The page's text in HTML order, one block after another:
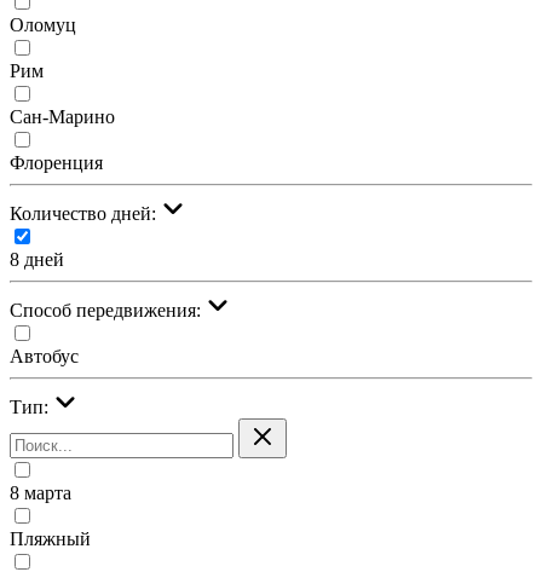
Оломуц
Рим
Сан-Марино
Флоренция
Количество дней:
8 дней
Cпособ передвижения:
Автобус
Тип:
8 марта
Пляжный